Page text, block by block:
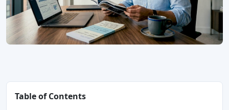
Table of Contents